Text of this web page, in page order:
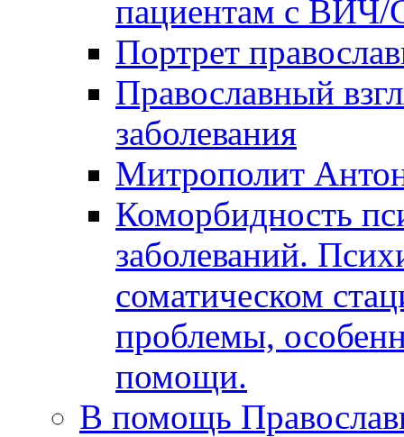
пациентам с
Портрет
Православный
заболевания
Митрополит
Коморбидность
заболеваний.
соматическом
проблемы,
помощи.
В помощь